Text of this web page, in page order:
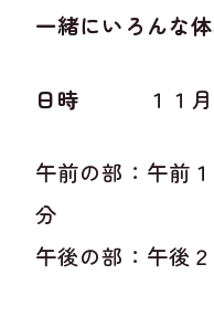
一緒にいろんな
日時 １１月２
午前の部：午前
分
午後の部：午後